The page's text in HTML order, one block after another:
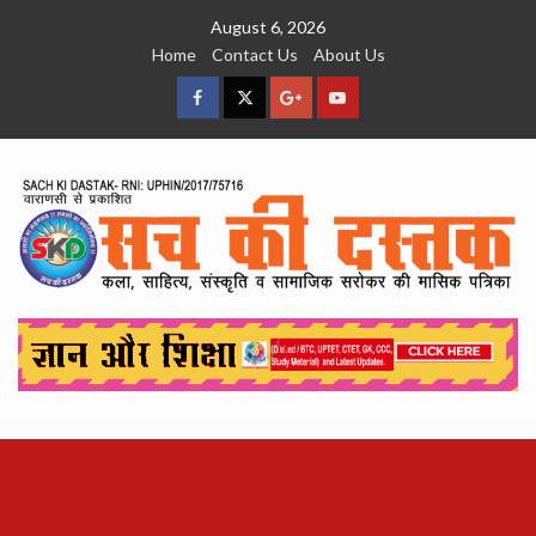
August 6, 2026
Home
Contact Us About Us
facebookTwitterGoogleYouTube